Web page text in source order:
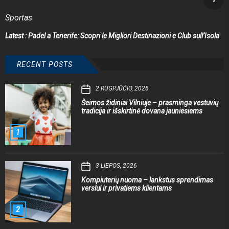
Sportas
Latest :Padel a Tenerife: Scopri le Migliori Destinazioni e Club sull’Isola
RECENT POSTS
1
2 RUGPJŪČIO, 2026
Šeimos židiniai Vilniuje – prasminga vestuvių
tradicija ir išskirtinė dovana jauniesiems
2
3 LIEPOS, 2026
Kompiuterių nuoma – lankstus sprendimas
verslui ir privatiems klientams